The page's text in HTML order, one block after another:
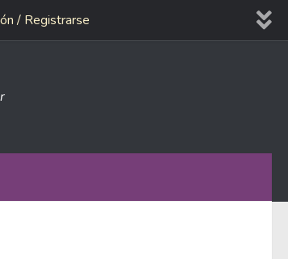
/ Registrarse